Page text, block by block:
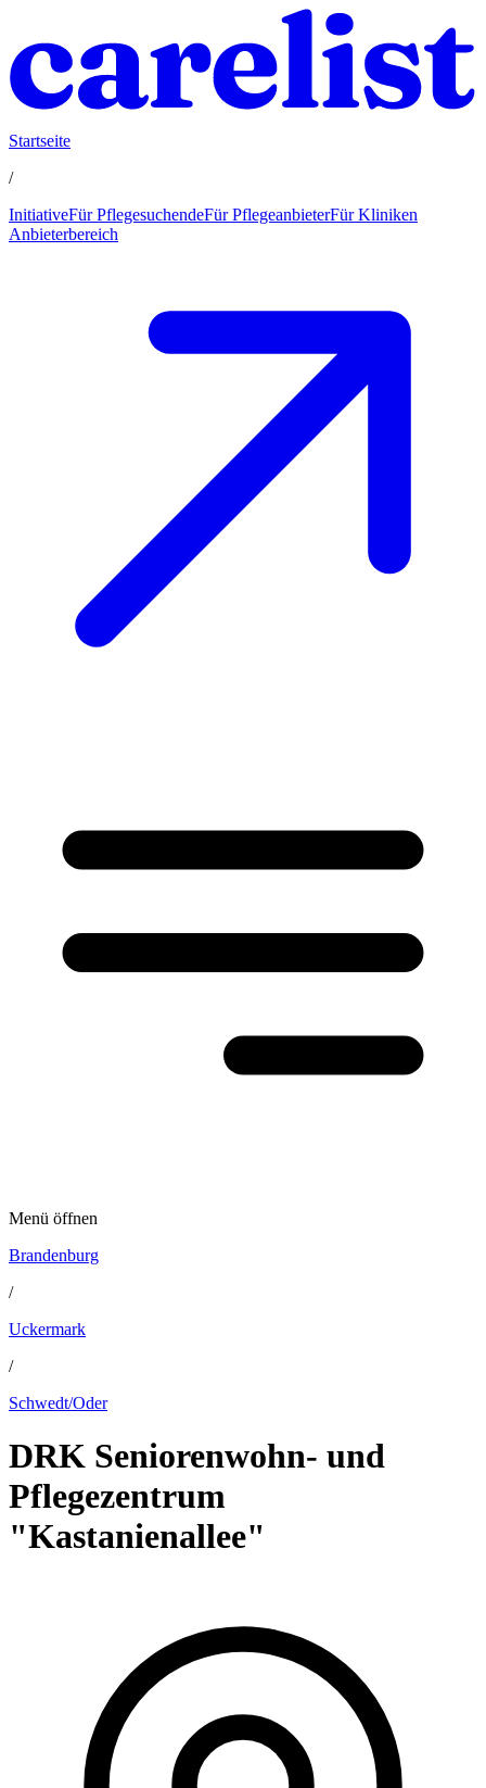
Startseite
/
InitiativeFür PflegesuchendeFür PflegeanbieterFür Kliniken
Anbieterbereich
Menü öffnen
Brandenburg
/
Uckermark
/
Schwedt/Oder
DRK Seniorenwohn- und
Pflegezentrum
"Kastanienallee"